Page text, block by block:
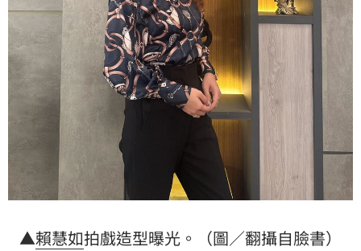
▲賴慧如拍戲造型曝光。（圖／翻攝自臉書）